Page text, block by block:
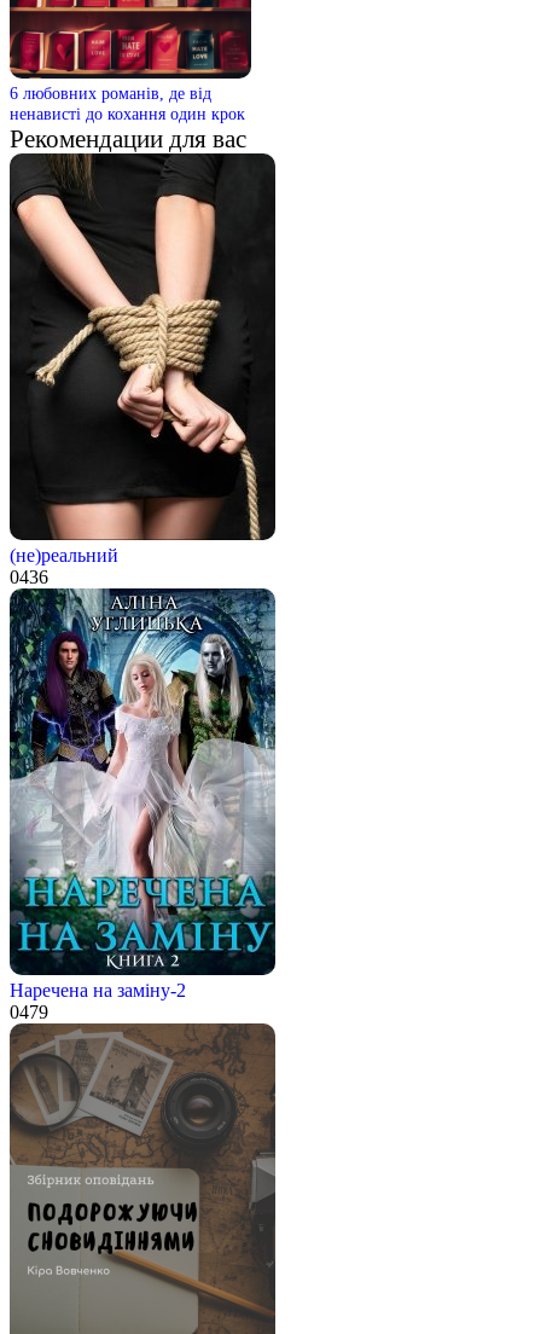
6 любовних романів, де від
ненависті до кохання один крок
Рекомендации для вас
(не)реальний
0436
Наречена на заміну-2
0479